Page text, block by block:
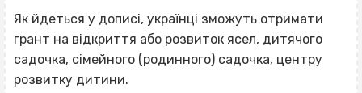
Як йдеться у дописі, українці зможуть отримати
грант на відкриття або розвиток ясел, дитячого
садочка, сімейного (родинного) садочка, центру
розвитку дитини.